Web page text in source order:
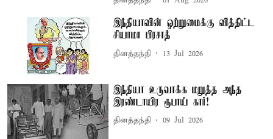
இந்தியாவின் ஒற்றுமைக்கு வித்திட்ட
சியாமா பிரசாத்
தினத்தந்தி 13 Jul 2026
இந்தியா உருவாக்க மறுத்த அந்த
இரண்டாயிர ரூபாய் கார்!
தினத்தந்தி 09 Jul 2026